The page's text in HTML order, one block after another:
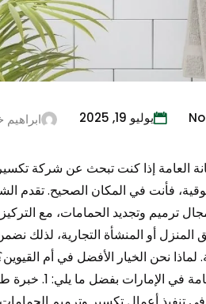
ابراهيم
يوليو 19, 2025
العامة إذا كنت تبحث عن شركة تكسير
بالكفاءة والخبرة والموثوقية، فأنت في المكان الصحيح. تقدم
ترميم وتجديد الحمامات، مع التركيز
المنزل أو المنشأة التجارية، لذلك
نحن الخيار الأفضل في أم
في ظل تنوع الشركات والخدمات، تبرز الشركة الهندسية لأعمال الصيانة